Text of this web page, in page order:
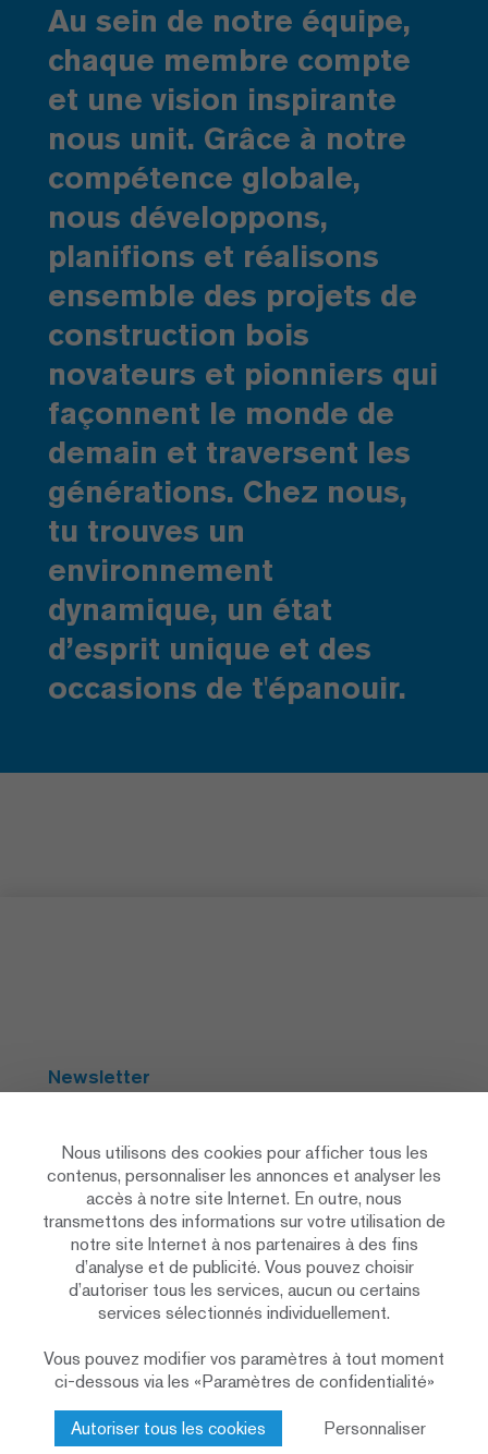
Au sein de notre équipe,
chaque membre compte
et une vision inspirante
nous unit. Grâce à notre
compétence globale,
nous développons,
planifions et réalisons
ensemble des projets de
construction bois
novateurs et pionniers qui
façonnent le monde de
demain et traversent les
générations. Chez nous,
tu trouves un
environnement
dynamique, un état
d’esprit unique et des
occasions de t'épanouir.
Newsletter
Social Media
Déclaration de protection des données
Politique en matière de cookies
Impressum & mentions légales
Nous utilisons des cookies pour afficher tous les
contenus, personnaliser les annonces et analyser les
accès à notre site Internet. En outre, nous
transmettons des informations sur votre utilisation de
notre site Internet à nos partenaires à des fins
d’analyse et de publicité. Vous pouvez choisir
d’autoriser tous les services, aucun ou certains
services sélectionnés individuellement.
Vous pouvez modifier vos paramètres à tout moment
ci-dessous via les «Paramètres de confidentialité»
Autoriser tous les cookies Personnaliser